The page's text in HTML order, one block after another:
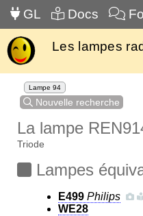
GL Docs
Les lampes
Lampe 94
Nouvelle recherche
La lampe
Triode
Lampes
E499 Philips
WE28